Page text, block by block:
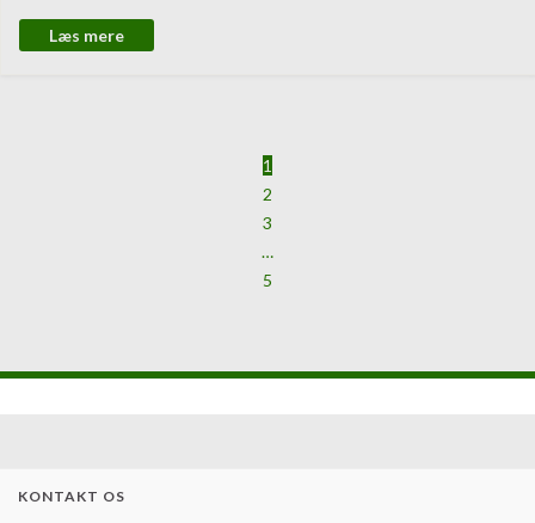
Læs mere
1
2
3
…
5
KONTAKT OS